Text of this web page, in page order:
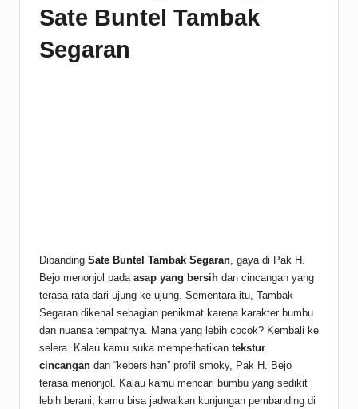
Sate Buntel Tambak
Segaran
Dibanding Sate Buntel Tambak Segaran , gaya di Pak H.
Bejo menonjol pada asap yang bersih dan cincangan yang
terasa rata dari ujung ke ujung. Sementara itu, Tambak
Segaran dikenal sebagian penikmat karena karakter bumbu
dan nuansa tempatnya. Mana yang lebih cocok? Kembali ke
selera. Kalau kamu suka memperhatikan tekstur
cincangan dan “kebersihan” profil smoky, Pak H. Bejo
terasa menonjol. Kalau kamu mencari bumbu yang sedikit
lebih berani, kamu bisa jadwalkan kunjungan pembanding di